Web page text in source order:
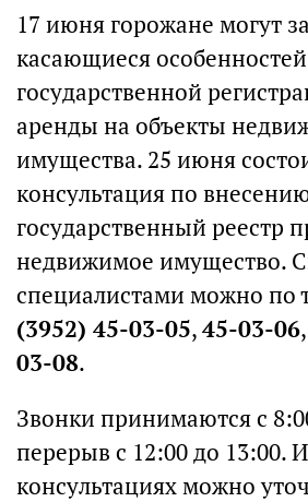
17 июня горожане могут
касающиеся особенностей
государственной
аренды на объекты
имущества. 25 июня
консультация по
государственный реестр
недвижимое имущество.
специалистами можно по
(3952) 45-03-05,45-03-06,
03-08.
Звонки принимаются с
перерыв с 12:00 до
консультациях можно